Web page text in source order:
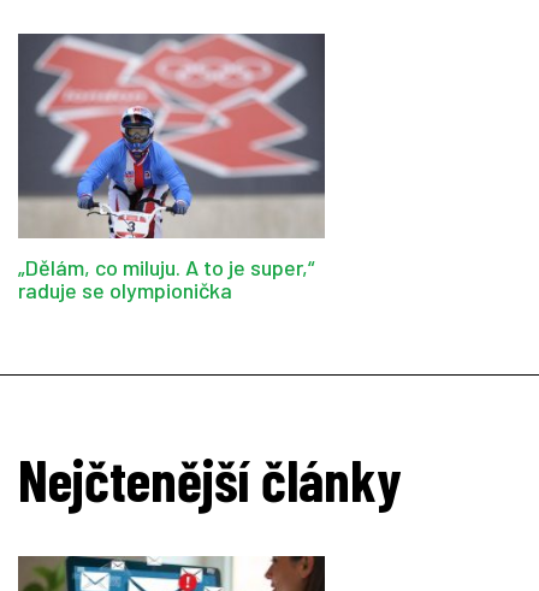
„Dělám, co miluju. A to je super,“
raduje se olympionička
Nejčtenější články